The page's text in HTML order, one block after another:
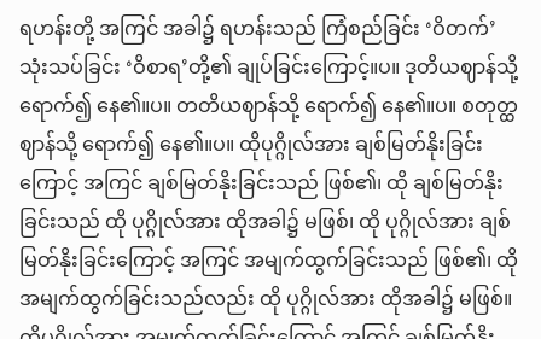
ရဟန်းတို့ အကြင် အခါ၌ ရဟန်းသည် ကြံစည်ခြင်း ‘ဝိတက်’
သုံးသပ်ခြင်း ‘ဝိစာရ’တို့၏ ချုပ်ခြင်းကြောင့်။ပ။ ဒုတိယဈာန်သို့
ရောက်၍ နေ၏။ပ။ တတိယဈာန်သို့ ရောက်၍ နေ၏။ပ။ စတုတ္ထ
ဈာန်သို့ ရောက်၍ နေ၏။ပ။ ထိုပုဂ္ဂိုလ်အား ချစ်မြတ်နိုးခြင်း
ကြောင့် အကြင် ချစ်မြတ်နိုးခြင်းသည် ဖြစ်၏၊ ထို ချစ်မြတ်နိုး
ခြင်းသည် ထို ပုဂ္ဂိုလ်အား ထိုအခါ၌ မဖြစ်၊ ထို ပုဂ္ဂိုလ်အား ချစ်
မြတ်နိုးခြင်းကြောင့် အကြင် အမျက်ထွက်ခြင်းသည် ဖြစ်၏၊ ထို
အမျက်ထွက်ခြင်းသည်လည်း ထို ပုဂ္ဂိုလ်အား ထိုအခါ၌ မဖြစ်။